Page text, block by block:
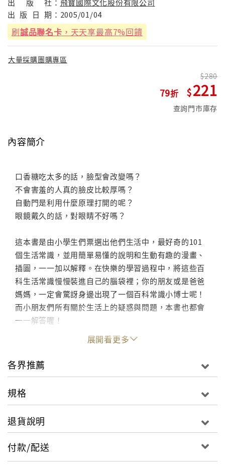
出 版 日 期： 2005/01/04
刷誠品聯名卡 ，天天享最高7%回饋
大量採購團購專區
79
280
221
查詢門市庫存
內容簡介
口香糖吃太多的話，臉型會改變嗎？
不會害羞的人真的臉皮比較厚嗎？
自動門是利用什麼原理打開的呢？
眼鏡戴久的話，對眼睛不好嗎？
這本書是由小學生們票選出他們生活中，最好奇的101
個生活常識，並用簡單易懂的說明和生動有趣的漫畫、
插圖，一一加以解釋。在快樂的學習過程中，將這些百
科生活常識慢慢裝進自己的腦袋裡；你的朋友或是爸爸
媽媽，一定會驚訝身邊出現了一個百科常識小博士呢！
而小朋友們所有關於生活上的疑惑與問題，本書也都會
一一解答喔！
◎本書獲選為2004年韓國中小學生必讀圖書
◎本書由小學生們親自票選出最想知道的問題，並予以
叢書。
呈現，活潑有趣，更能吸引小朋友閱讀的目光。
◎審訂者：
實踐大學企業創新發展研究所教授˙中華創造學會理事
展開看更多
各界推薦
規格
退貨說明
付款/配送